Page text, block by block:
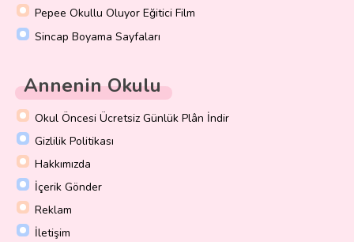
Pepee Okullu Oluyor Eğitici Film
Sincap Boyama Sayfaları
Annenin Okulu
Okul Öncesi Ücretsiz Günlük Plân İndir
Gizlilik Politikası
Hakkımızda
İçerik Gönder
Reklam
İletişim